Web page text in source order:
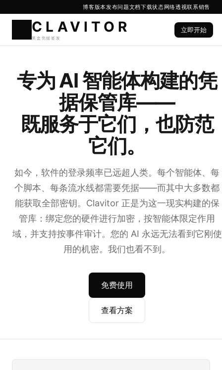
博客版本发布问题文档下载状态网络透视联系销售
黑盒凭据签发
立即开始
专为 AI 智能体构建的凭
据保管库——
既服务于它们，也防范
它们。
如今，软件的登录频率已远超人类。每个智能体、每
个脚本、每条流水线都需要凭据——而其中大多数都
能获取全部密钥。Clavitor 正是为这一现实构建的保
管库：绑定您的硬件进行加密，按智能体限定作用
域，并支持按事件审计。您的 AI 永远无法看到它刚使
用的机密。我们也看不到。
免费使用
查看方案